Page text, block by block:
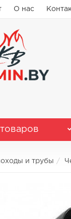
О нас
товаров
и трубы